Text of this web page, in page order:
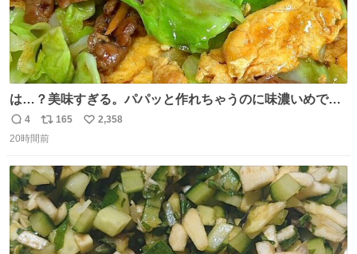
は…？美味すぎる。パパッと作れちゃうのに味濃いめで満
足感エグいの天才だろ🥹
返
信
4
リ
ポ
ト
数
165
い
数
2,358
20時間前